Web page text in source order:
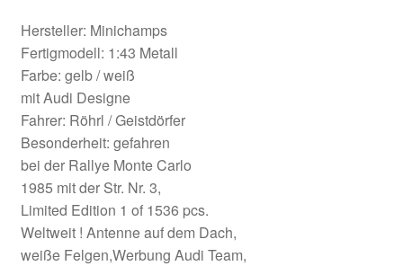
Hersteller: Minichamps
Fertigmodell: 1:43 Metall
Farbe: gelb / weiß
mit Audi Designe
Fahrer: Röhrl / Geistdörfer
Besonderheit: gefahren
bei der Rallye Monte Carlo
1985 mit der Str. Nr. 3,
Limited Edition 1 of 1536 pcs.
Weltweit ! Antenne auf dem Dach,
weiße Felgen,Werbung Audi Team,